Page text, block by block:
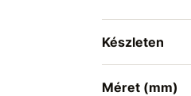
Készleten
Méret (mm)